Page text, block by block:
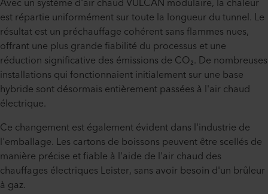
est répartie uniformément sur toute la longueur du tunnel. Le
résultat est un préchauffage cohérent sans flammes nues,
offrant une plus grande fiabilité du processus et une
réduction significative des émissions de CO₂. De nombreuses
installations qui fonctionnaient initialement sur une base
hybride sont désormais entièrement passées à l'air chaud
électrique.
Ce changement est également évident dans l'industrie de
l'emballage. Les cartons de boissons peuvent être scellés de
manière précise et fiable à l'aide de l'air chaud des
chauffages électriques Leister, sans avoir besoin d'un brûleur
à gaz.